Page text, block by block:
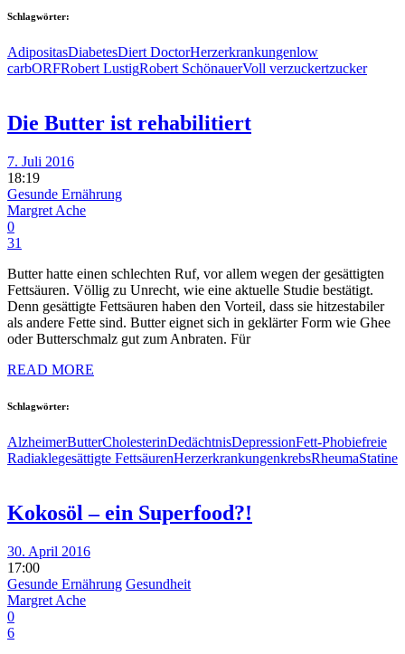
Schlagwörter:
AdipositasDiabetesDiert DoctorHerzerkrankungenlow
carbORFRobert LustigRobert SchönauerVoll verzuckertzucker
Die Butter ist rehabilitiert
7. Juli 2016
18:19
Gesunde Ernährung
Margret Ache
0
31
Butter hatte einen schlechten Ruf, vor allem wegen der gesättigten
Fettsäuren. Völlig zu Unrecht, wie eine aktuelle Studie bestätigt.
Denn gesättigte Fettsäuren haben den Vorteil, dass sie hitzestabiler
als andere Fette sind. Butter eignet sich in geklärter Form wie Ghee
oder Butterschmalz gut zum Anbraten. Für
READ MORE
Schlagwörter:
AlzheimerButterCholesterinDedächtnisDepressionFett-Phobiefreie
Radiaklegesättigte FettsäurenHerzerkrankungenkrebsRheumaStatine
Kokosöl – ein Superfood?!
30. April 2016
17:00
Gesunde Ernährung Gesundheit
Margret Ache
0
6